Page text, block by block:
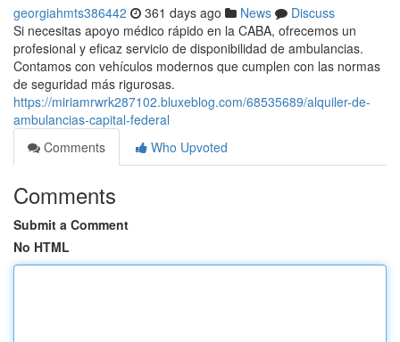
georgiahmts386442 361 days ago News
Discuss
Si necesitas apoyo médico rápido en la CABA, ofrecemos un
profesional y eficaz servicio de disponibilidad de ambulancias.
Contamos con vehículos modernos que cumplen con las normas
de seguridad más rigurosas.
https://miriamrwrk287102.bluxeblog.com/68535689/alquiler-de-
ambulancias-capital-federal
Comments
Who Upvoted
Comments
Submit a Comment
No HTML